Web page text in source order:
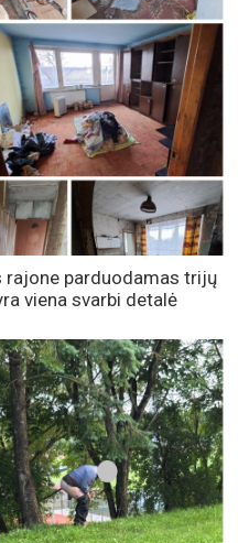
rajone parduodamas trijų
viena svarbi detalė